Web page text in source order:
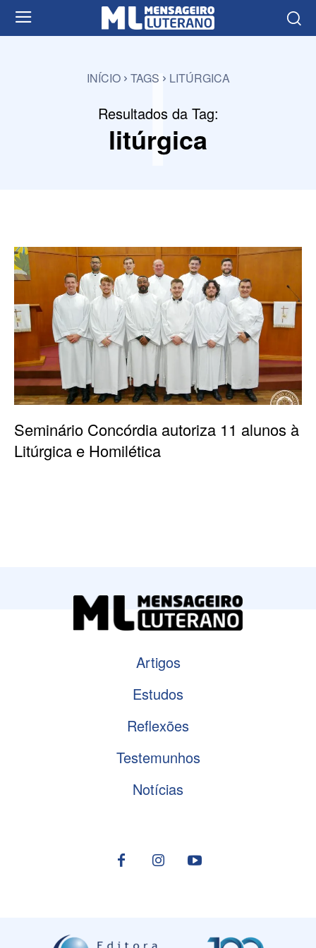
INÍCIO TAGS LITÚRGICA
Resultados da Tag:
litúrgica
l
Seminário Concórdia autoriza 11 alunos à
Litúrgica e Homilética
Artigos
Estudos
Reflexões
Testemunhos
Notícias